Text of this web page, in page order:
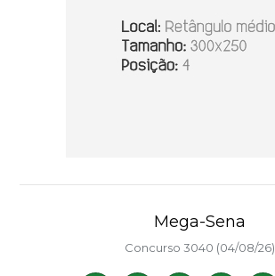
Mega-Sena
Concurso 3040 (04/08/26)